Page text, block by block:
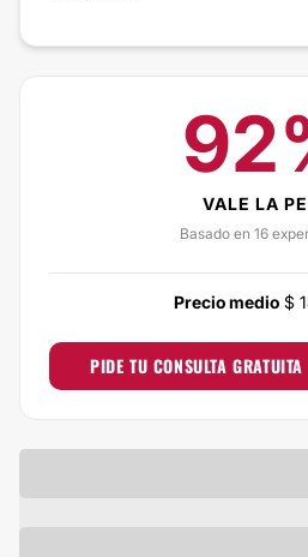
VALE LA
Basado en 16
Precio medio $
PIDE TU CONSULTA GRATUITA